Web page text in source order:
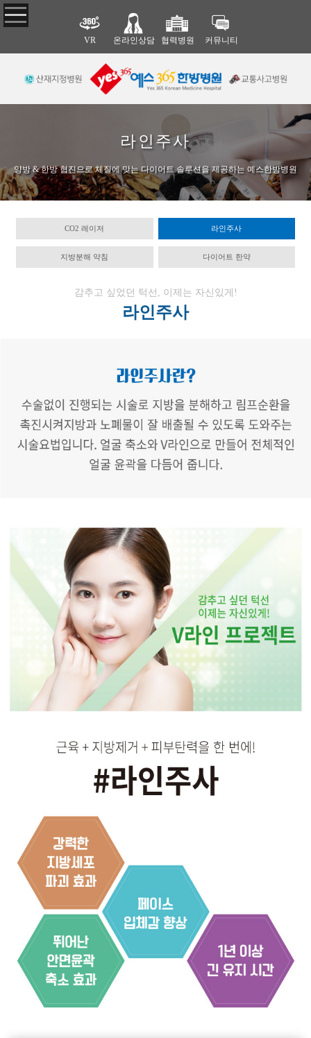
VR 온라인상담 협력병원 커뮤니티
예스365한
방병원
비급여 항목
둘러보기(VR)
오시는 길
한방·양방
협진
협력병원
피부·비만
CO2 레이저
지방분해 약침
다이어트 한약
비수술·재
활
한방 비수술 치
추나 요법
도수 치료
체외충격파 치료
교통사고
교통사고 후유증
근골격·척
추 질환
목 디스크
척추관 협착증
좌골 신경통
팔꿈치 손상
안면질환
삼차신경통
라인주사
양방 & 한방 협진으로 체질에 맞는 다이어트 솔루션을 제공하는 예스한방병원
CO2 레이저 라인주사
지방분해 약침 다이어트 한약
감추고 싶었던 턱선, 이제는 자신있게!
라인주사